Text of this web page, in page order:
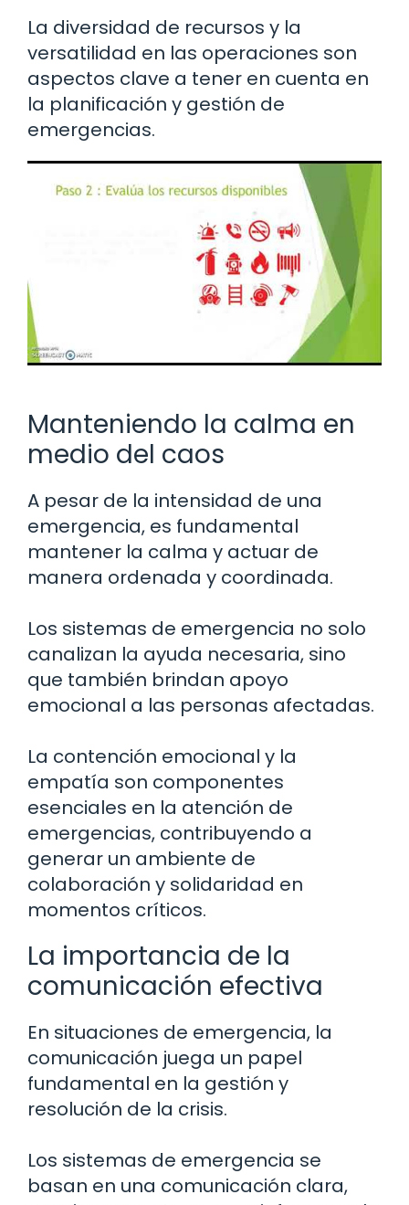
La diversidad de recursos y la
versatilidad en las operaciones son
aspectos clave a tener en cuenta en
la planificación y gestión de
emergencias.
Manteniendo la calma en
medio del caos
A pesar de la intensidad de una
emergencia, es fundamental
mantener la calma y actuar de
manera ordenada y coordinada.
Los sistemas de emergencia no solo
canalizan la ayuda necesaria, sino
que también brindan apoyo
emocional a las personas afectadas.
La contención emocional y la
empatía son componentes
esenciales en la atención de
emergencias, contribuyendo a
generar un ambiente de
colaboración y solidaridad en
momentos críticos.
La importancia de la
comunicación efectiva
En situaciones de emergencia, la
comunicación juega un papel
fundamental en la gestión y
resolución de la crisis.
Los sistemas de emergencia se
basan en una comunicación clara,